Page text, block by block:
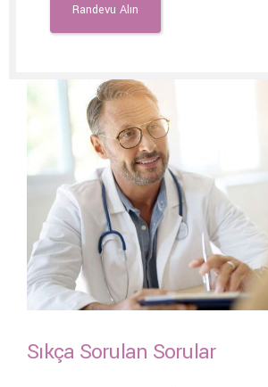
Sıkça Sorulan Sorular